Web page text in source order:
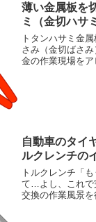
薄い金属板を
ミ（金切ハサ
トタンハサミ金
さみ（金切ばさ
金の作業現場を
自動車のタイ
ルクレンチの
トルクレンチ「
て…よし、これで
交換の作業風景